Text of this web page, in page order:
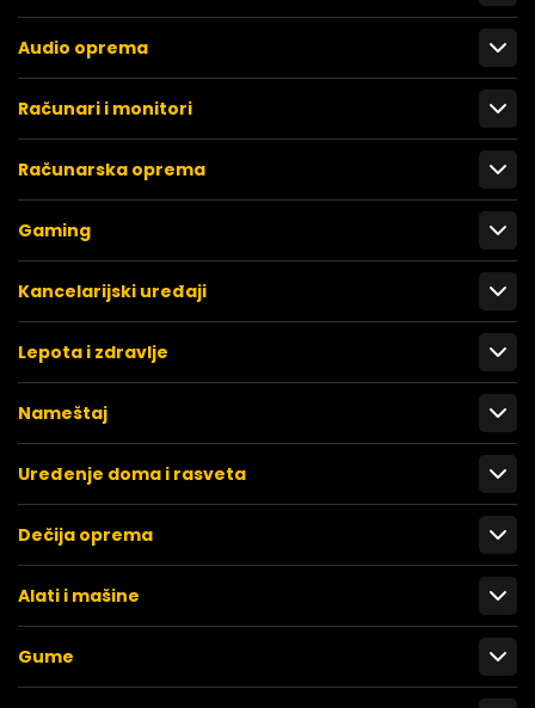
Audio oprema
Računari i monitori
Računarska oprema
Gaming
Kancelarijski uređaji
Lepota i zdravlje
Nameštaj
Uređenje doma i rasveta
Dečija oprema
Alati i mašine
Gume